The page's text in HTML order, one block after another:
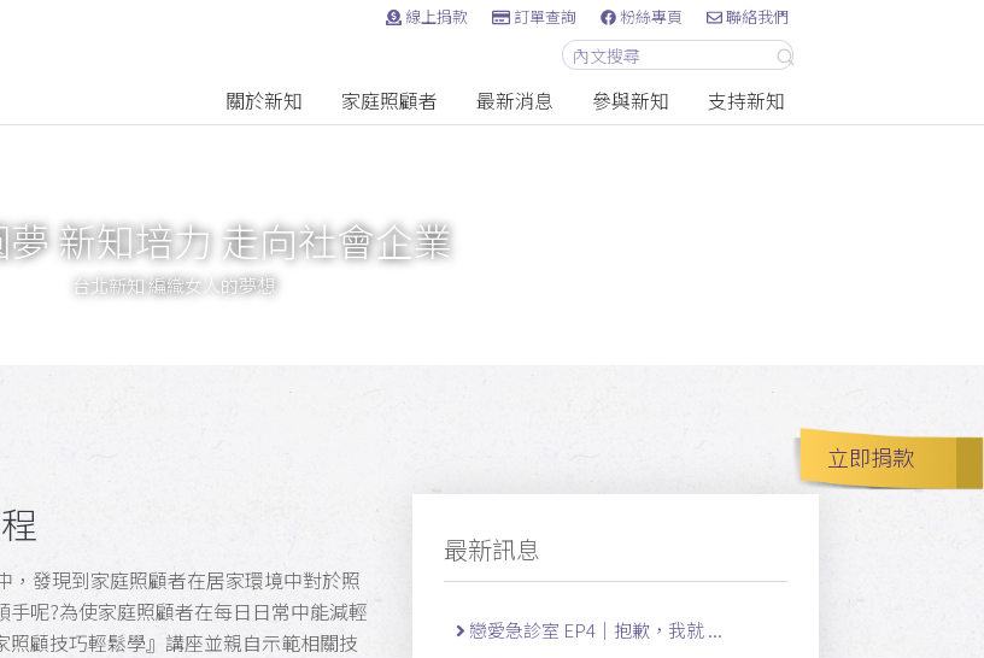
線上捐款 訂單查詢 粉絲專頁 聯絡我們
關於新知 家庭照顧者 最新消息 參與新知 支持新知
立即捐款
夢 新知培力 走向社會企業
台北新知 編織女人的夢想
，發現到家庭照顧者在居家環境中對於照
呢?為使家庭照顧者在每日日常中能減輕
顧技巧輕鬆學』講座並親自示範相關技
最新訊息
戀愛急診室 EP4｜抱歉，我就 ...